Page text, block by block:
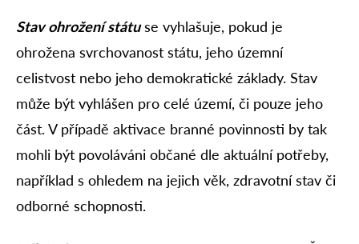
Stav ohrožení státuse vyhlašuje, pokud je
ohrožena svrchovanost státu, jeho územní
celistvost nebo jeho demokratické základy. Stav
může být vyhlášen pro celé území, či pouze jeho
část. V případě aktivace branné povinnosti by tak
mohli být povoláváni občané dle aktuální potřeby,
například s ohledem na jejich věk, zdravotní stav či
odborné schopnosti.